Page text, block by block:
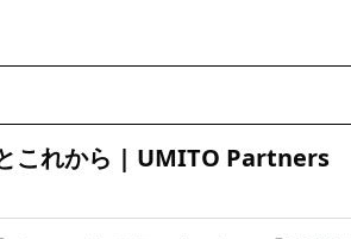
これから | UMITO Partners